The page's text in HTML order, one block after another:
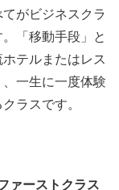
がビジネスクラ
「移動手段」と
テルまたはレス
一生に一度体験
ラスです。
ァーストクラス